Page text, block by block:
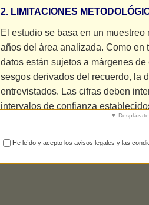
2. LIMITACIONES
El estudio se basa en un
años del área analizada. Como en
datos están sujetos a márgenes
sesgos derivados del recuerdo, la
entrevistados. Las cifras deben
intervalos de confianza
Dado que parte de la información
existir un margen de error en la
▼
He leído y acepto los avisos legales y las